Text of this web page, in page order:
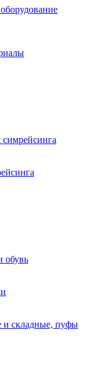
обувь
и складные, пуфы